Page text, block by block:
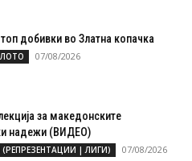
добивки во Златна копачка
07/08/2026
за македонските
надежи (ВИДЕО)
| ЛИГИ) 07/08/2026